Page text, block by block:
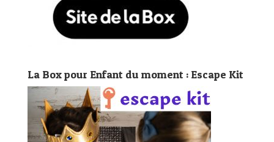
La Box pour Enfant du moment : Escape Kit